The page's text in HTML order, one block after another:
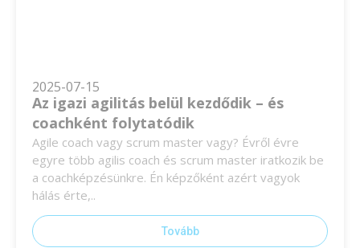
2025-07-15
Az igazi agilitás belül kezdődik – és
coachként folytatódik
Agile coach vagy scrum master vagy? Évről évre
egyre több agilis coach és scrum master iratkozik be
a coachképzésünkre. Én képzőként azért vagyok
hálás érte,..
Tovább